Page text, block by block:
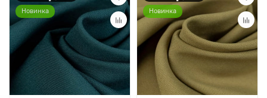
Новинка Новинка